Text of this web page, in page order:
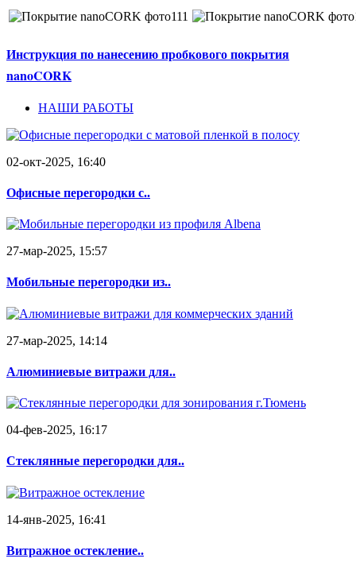
Инструкция по нанесению пробкового покрытия
nanoCORK
НАШИ РАБОТЫ
02-окт-2025, 16:40
Офисные перегородки с..
27-мар-2025, 15:57
Мобильные перегородки из..
27-мар-2025, 14:14
Алюминиевые витражи для..
04-фев-2025, 16:17
Стеклянные перегородки для..
14-янв-2025, 16:41
Витражное остекление..